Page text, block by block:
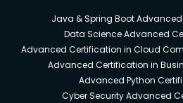
Java & Spring Boot
Data Science Advanced
Advanced Certification in Cloud
Advanced Certification in
Advanced Python
Cyber Security Advanced